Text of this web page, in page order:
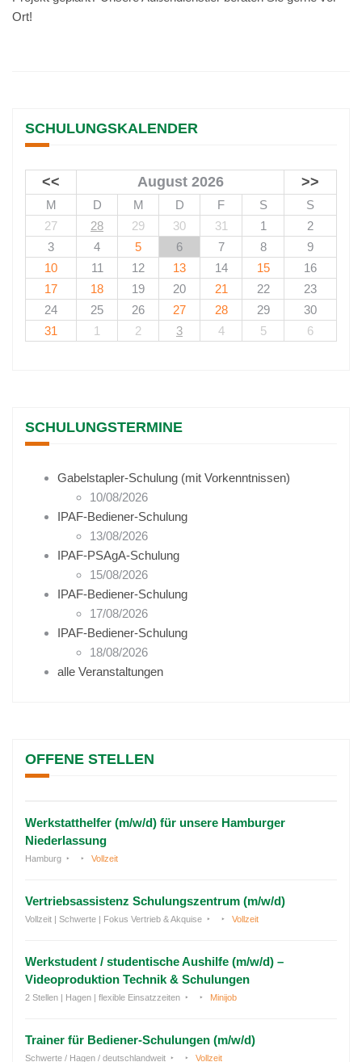
Ort!
SCHULUNGSKALENDER
<< August 2026 >>
M D M D F S
S
27
28 29 30 31 1
2
3
4 5 6 7 8
9
10
11 12 13 14 15
16
17
18 19 20 21 22
23
24
25 26 27 28 29
30
31
1 2 3 4 5 6
SCHULUNGSTERMINE
Gabelstapler-Schulung (mit Vorkenntnissen)
10/08/2026
IPAF-Bediener-Schulung
13/08/2026
IPAF-PSAgA-Schulung
15/08/2026
IPAF-Bediener-Schulung
17/08/2026
IPAF-Bediener-Schulung
18/08/2026
alle Veranstaltungen
OFFENE STELLEN
Werkstatthelfer (m/w/d) für unsere Hamburger
Niederlassung
Hamburg Vollzeit
Vertriebsassistenz Schulungszentrum (m/w/d)
Vollzeit | Schwerte | Fokus Vertrieb & Akquise Vollzeit
Werkstudent / studentische Aushilfe (m/w/d) –
Videoproduktion Technik & Schulungen
2 Stellen | Hagen | flexible Einsatzzeiten Minijob
Trainer für Bediener-Schulungen (m/w/d)
Schwerte / Hagen / deutschlandweit Vollzeit